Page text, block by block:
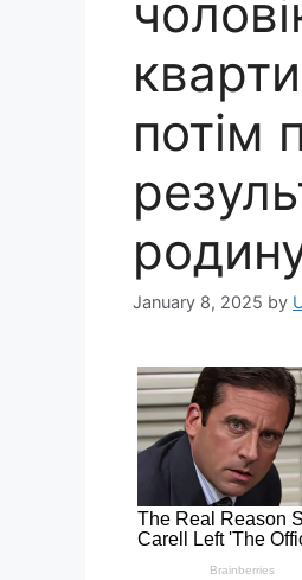
потім
January 8, 2025 by